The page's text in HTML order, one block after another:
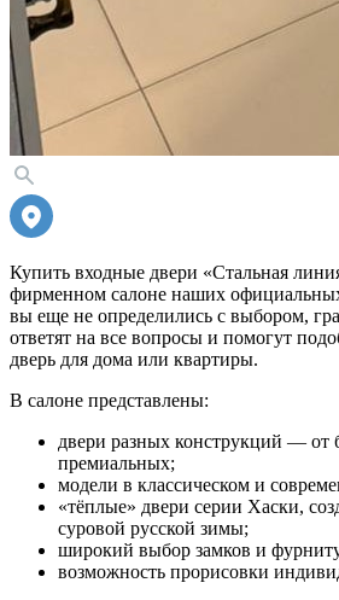
Купить входные двери «Стальная
фирменном салоне наших
вы еще не определились с выбором,
ответят на все вопросы и помогут
дверь для дома или квартиры.
В салоне представлены:
двери разных конструкций — от
премиальных;
модели в классическом и
«тёплые» двери серии Хаски,
суровой русской зимы;
широкий выбор замков и
возможность прорисовки